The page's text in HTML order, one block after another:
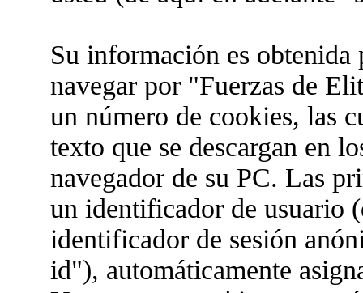
Su información es
navegar por "Fuerzas de
un número de cookies, las
texto que se descargan en
navegador de su PC. Las
un identificador de usuario
identificador de sesión
id"), automáticamente